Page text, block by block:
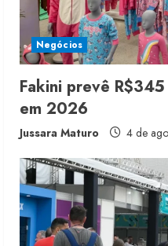
d
i
n
g
Negócios
Fakini prevê
em 2026
Jussara Maturo 4 de